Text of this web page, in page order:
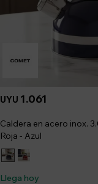
UYU 1.061
Caldera en acero inox.
Roja - Azul
Llega hoy